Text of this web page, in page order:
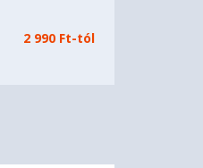
2 990 Ft-tól